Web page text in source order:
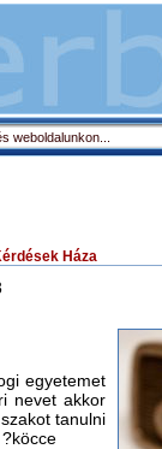
Háza
egyetemet
nevet akkor
tanulni